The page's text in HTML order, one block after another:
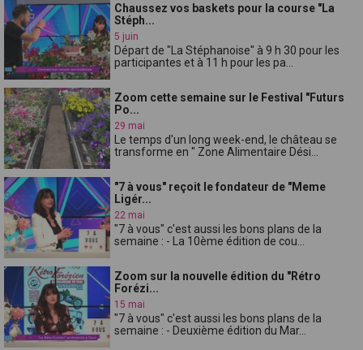
Chaussez vos baskets pour la course "La
Stéph...
5 juin
Départ de "La Stéphanoise" à 9 h 30 pour les
participantes et à 11 h pour les pa...
Zoom cette semaine sur le Festival "Futurs
Po...
29 mai
Le temps d'un long week-end, le château se
transforme en " Zone Alimentaire Dési...
"7 à vous" reçoit le fondateur de "Meme
Ligér...
22 mai
"7 à vous" c'est aussi les bons plans de la
semaine : - La 10ème édition de cou...
Zoom sur la nouvelle édition du "Rétro
Forézi...
15 mai
"7 à vous" c'est aussi les bons plans de la
semaine : - Deuxième édition du Mar...